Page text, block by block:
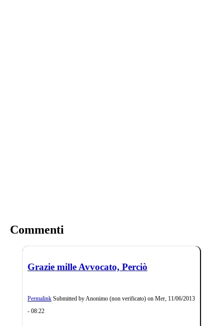
Commenti
Grazie mille Avvocato, Perciò
Permalink Submitted by Anonimo (non verificato) on Mer, 11/06/2013
- 08:22